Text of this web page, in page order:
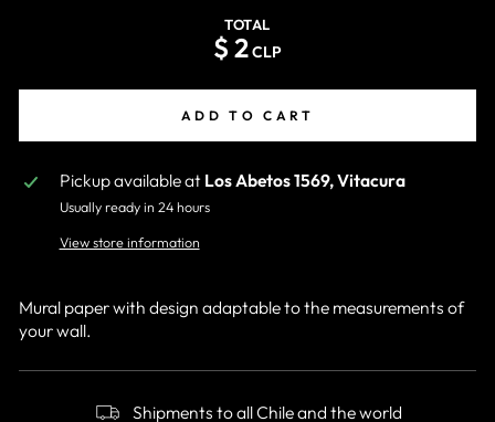
TOTAL
$ 2CLP
ADD TO CART
Pickup available at Los Abetos 1569, Vitacura
Usually ready in 24 hours
View store information
Mural paper with design adaptable to the measurements of
your wall.
Shipments to all Chile and the world